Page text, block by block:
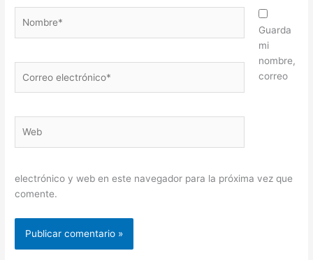
electrónico*
Guarda
mi
nombre,
correo
electrónico y web en este navegador para la próxima vez que
comente.